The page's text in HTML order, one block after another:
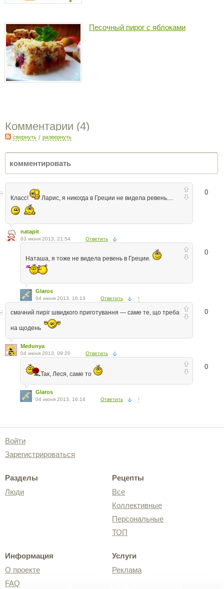
Песочный пирог с яблоками
Комментарии (4)
свернуть / развернуть
0
Класс! Ларис, я никогда в Греции не видела ревень....
natapit
03 июня 2013, 21:54 Ответить
0
Наташа, я тоже не видела ревень в Греции.
Glaros
04 июня 2013, 16:13 Ответить ↑
0
смачний пиріг швидкого приготування — саме те, що треба
на щодень
Medunya
04 июня 2013, 09:20 Ответить
0
Так, Леся, саме то
Glaros
04 июня 2013, 16:14 Ответить ↑
Войти
Зарегистрироваться
Разделы
Люди
Рецепты
Все
Коллективные
Персональные
ТОП
Информация
О проекте
FAQ
Услуги
Реклама